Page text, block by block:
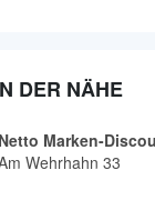
DER NÄHE
Netto Marken-
Wehrhahn 33